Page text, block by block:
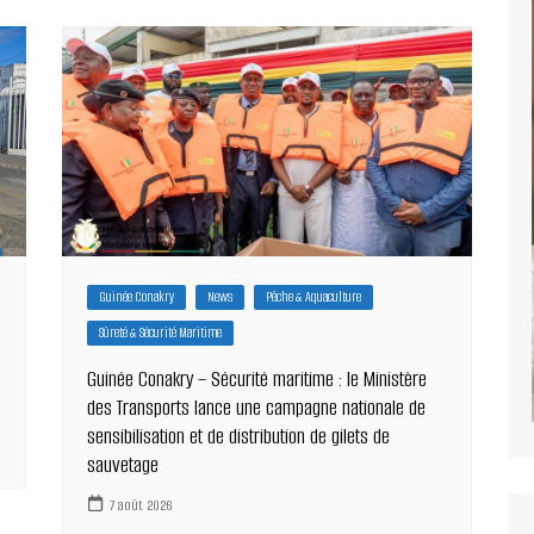
Guinée Conakry News
Pêche & Aquaculture
Sûreté & Sécurité Maritime
Guinée Conakry – Sécurité maritime : le Ministère
des Transports lance une campagne nationale de
sensibilisation et de distribution de gilets de
sauvetage
7 août 2026